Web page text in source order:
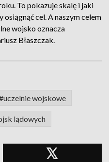
To pokazuje skalę i jaki
osiągnąć cel. A naszym celem
wojsko oznacza
Błaszczak.
wojskowe
lądowych